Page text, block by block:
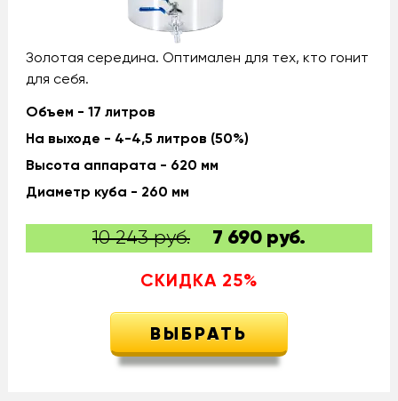
Золотая середина. Оптимален для тех, кто гонит
для себя.
Объем - 17 литров
На выходе - 4-4,5 литров (50%)
Высота аппарата - 620 мм
Диаметр куба - 260 мм
10 243 руб. 7 690руб.
СКИДКА 25%
ВЫБРАТЬ